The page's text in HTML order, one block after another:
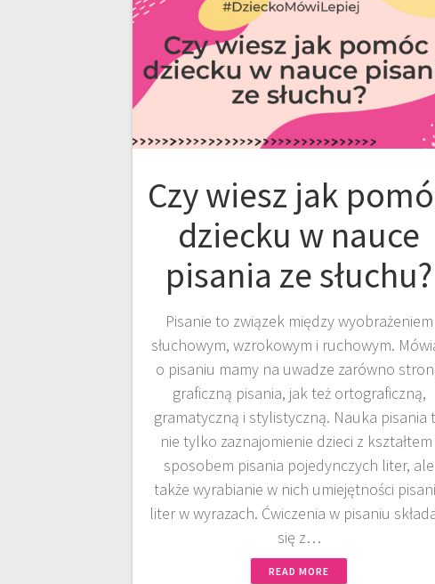
Czy wiesz jak
dziecku w nauce
pisania ze słuchu?
Pisanie to związek między wyobrażeniem
słuchowym, wzrokowym i ruchowym.
o pisaniu mamy na uwadze zarówno
graficzną pisania, jak też ortograficzną,
gramatyczną i stylistyczną. Nauka pisania
nie tylko zaznajomienie dzieci z kształtem
sposobem pisania pojedynczych liter, ale
także wyrabianie w nich umiejętności
liter w wyrazach. Ćwiczenia w pisaniu
się z…
READ MORE